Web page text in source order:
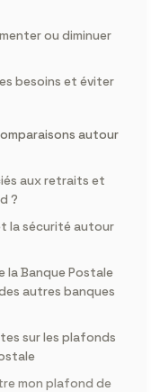
ou diminuer
besoins et éviter
autour
aux retraits et
?
la sécurité autour
la Banque Postale
autres banques
sur les plafonds
mon plafond de